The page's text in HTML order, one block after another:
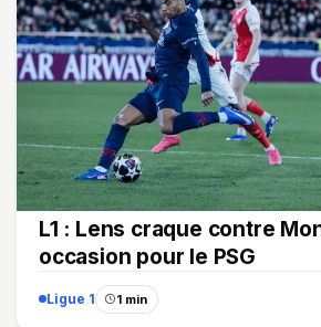
L1 : Lens craque contre
occasion pour le PSG
Ligue 1 1 min